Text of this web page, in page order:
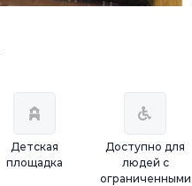
Детская
площадка
Доступно для
людей с
ограниченными